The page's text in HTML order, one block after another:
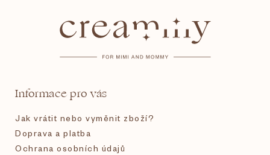
Informace pro vás
Jak vrátit nebo vyměnit zboží?
Doprava a platba
Ochrana osobních údajů